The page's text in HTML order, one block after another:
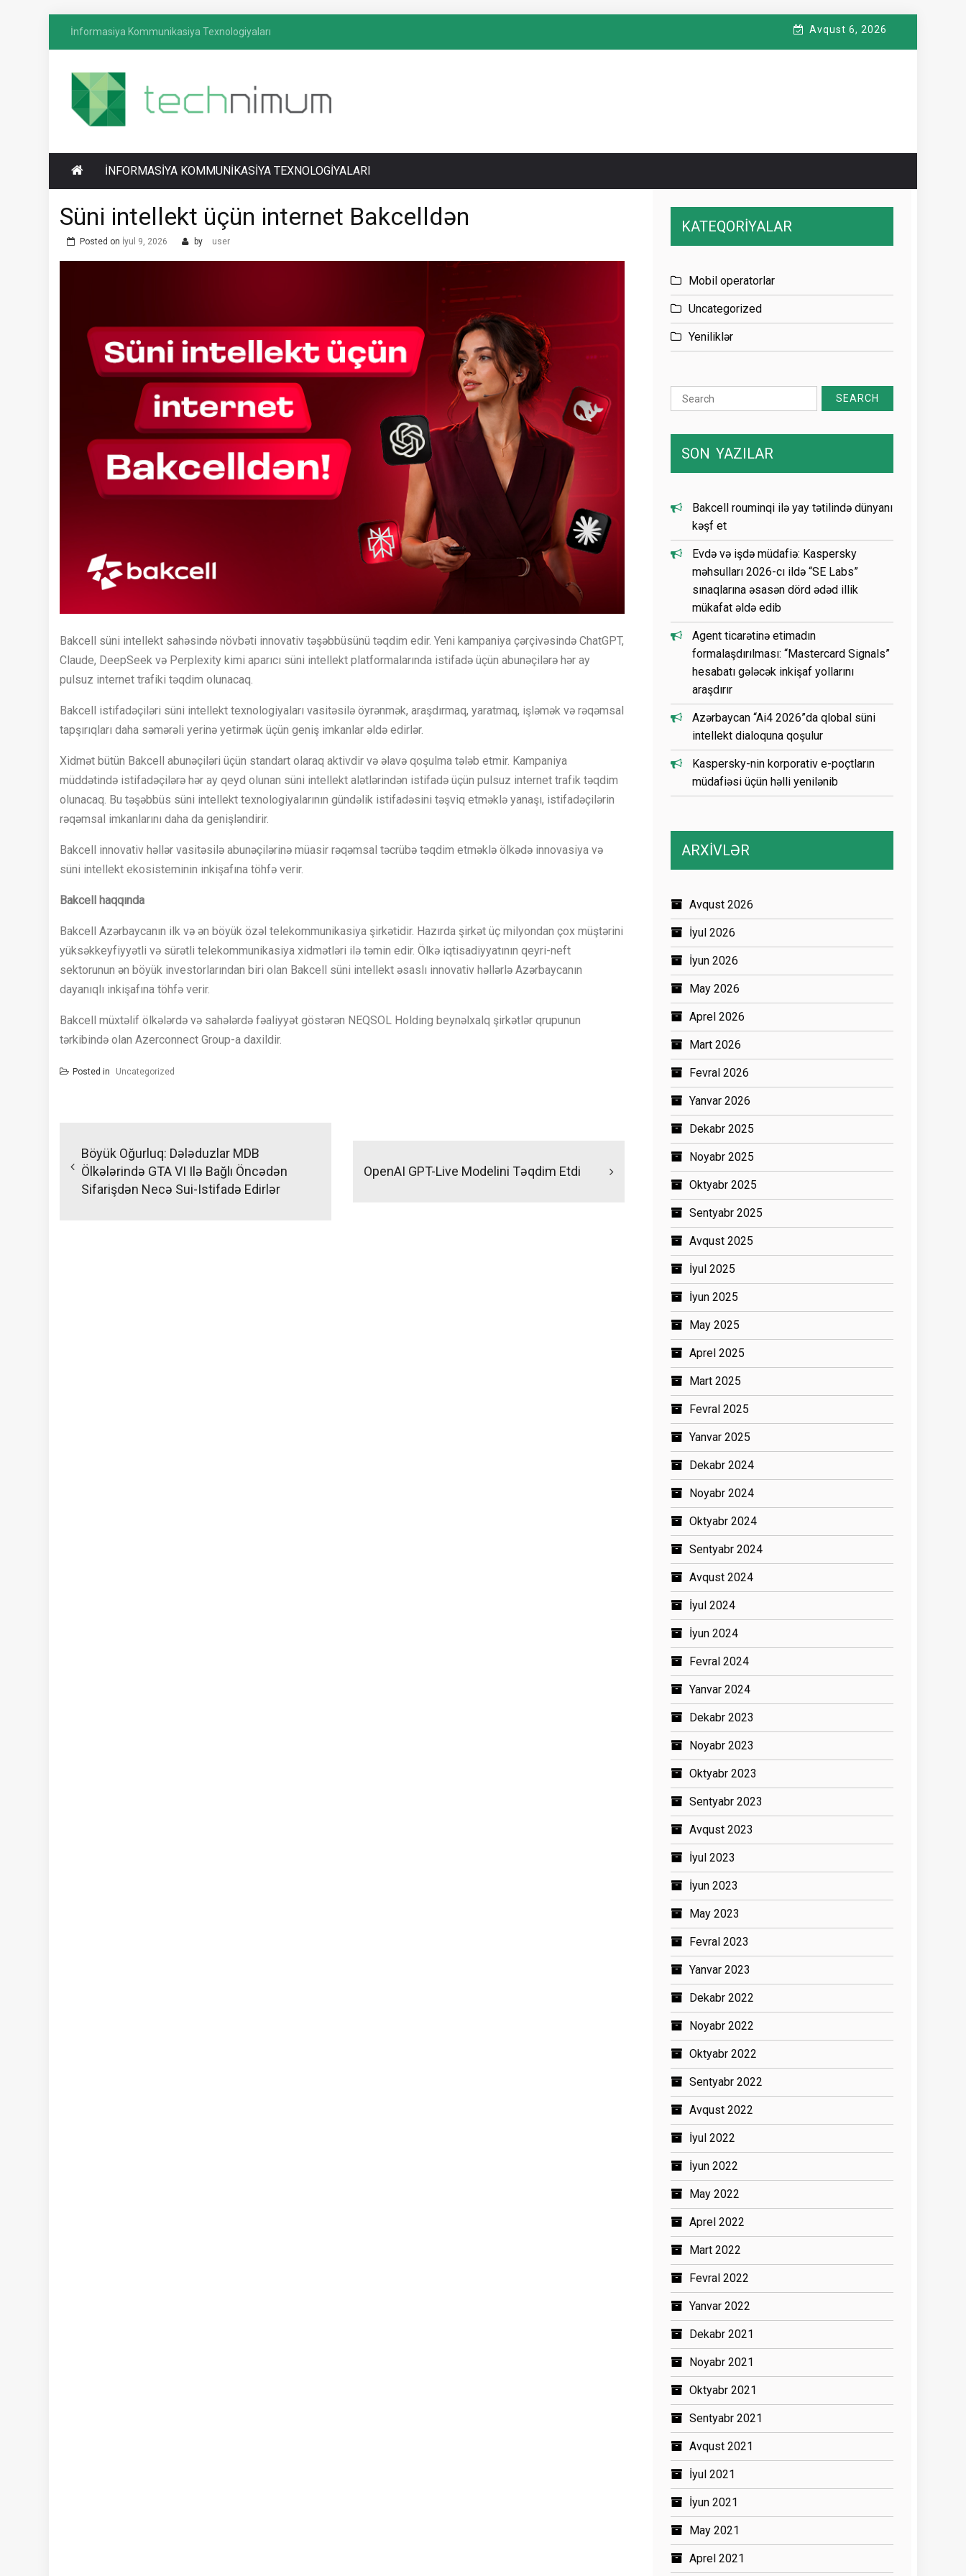
İnformasiya Kommunikasiya Texnologiyaları Avqust 6, 2026
TECHNIMUM
İnformasiya-kommunikasiya texnologiyaları
üzrə media platforması
İNFORMASIYA KOMMUNIKASIYA TEXNOLOGIYALARI
Süni intellekt üçün internet Bakcelldən
Posted on İyul 9, 2026 by user
Bakcell süni intellekt sahəsində növbəti innovativ təşəbbüsünü təqdim edir. Yeni kampaniya çərçivəsində ChatGPT,
Claude, DeepSeek və Perplexity kimi aparıcı süni intellekt platformalarında istifadə üçün abunəçilərə hər ay
pulsuz internet trafiki təqdim olunacaq.
Bakcell istifadəçiləri süni intellekt texnologiyaları vasitəsilə öyrənmək, araşdırmaq, yaratmaq, işləmək və rəqəmsal
tapşırıqları daha səmərəli yerinə yetirmək üçün geniş imkanlar əldə edirlər.
Xidmət bütün Bakcell abunəçiləri üçün standart olaraq aktivdir və əlavə qoşulma tələb etmir. Kampaniya
müddətində istifadəçilərə hər ay qeyd olunan süni intellekt alətlərindən istifadə üçün pulsuz internet trafik təqdim
olunacaq. Bu təşəbbüs süni intellekt texnologiyalarının gündəlik istifadəsini təşviq etməklə yanaşı, istifadəçilərin
rəqəmsal imkanlarını daha da genişləndirir.
Bakcell innovativ həllər vasitəsilə abunəçilərinə müasir rəqəmsal təcrübə təqdim etməklə ölkədə innovasiya və
süni intellekt ekosisteminin inkişafına töhfə verir.
Bakcell haqqında
Bakcell Azərbaycanın ilk və ən böyük özəl telekommunikasiya şirkətidir. Hazırda şirkət üç milyondan çox müştərini
yüksəkkeyfiyyətli və sürətli telekommunikasiya xidmətləri ilə təmin edir. Ölkə iqtisadiyyatının qeyri-neft
sektorunun ən böyük investorlarından biri olan Bakcell süni intellekt əsaslı innovativ həllərlə Azərbaycanın
dayanıqlı inkişafına töhfə verir.
Bakcell müxtəlif ölkələrdə və sahələrdə fəaliyyət göstərən NEQSOL Holding beynəlxalq şirkətlər qrupunun
tərkibində olan Azerconnect Group-a daxildir.
Posted in Uncategorized
naviqasiyası
Böyük Oğurluq: Dələduzlar MDB
Ölkələrində GTA VI Ilə Bağlı Öncədən
Sifarişdən Necə Sui-Istifadə Edirlər
OpenAI GPT-Live Modelini Təqdim Etdi
KATEQORİYALAR
Mobil operatorlar
Uncategorized
Yeniliklər
Search
for:
SON YAZILAR
Bakcell rouminqi ilə yay tətilində dünyanı
kəşf et
Evdə və işdə müdafiə: Kaspersky
məhsulları 2026-cı ildə “SE Labs”
sınaqlarına əsasən dörd ədəd illik
mükafat əldə edib
Agent ticarətinə etimadın
formalaşdırılması: “Mastercard Signals”
hesabatı gələcək inkişaf yollarını
araşdırır
Azərbaycan “Ai4 2026”da qlobal süni
intellekt dialoquna qoşulur
Kaspersky-nin korporativ e-poçtların
müdafiəsi üçün həlli yenilənib
ARXİVLƏR
Avqust 2026
İyul 2026
İyun 2026
May 2026
Aprel 2026
Mart 2026
Fevral 2026
Yanvar 2026
Dekabr 2025
Noyabr 2025
Oktyabr 2025
Sentyabr 2025
Avqust 2025
İyul 2025
İyun 2025
May 2025
Aprel 2025
Mart 2025
Fevral 2025
Yanvar 2025
Dekabr 2024
Noyabr 2024
Oktyabr 2024
Sentyabr 2024
Avqust 2024
İyul 2024
İyun 2024
Fevral 2024
Yanvar 2024
Dekabr 2023
Noyabr 2023
Oktyabr 2023
Sentyabr 2023
Avqust 2023
İyul 2023
İyun 2023
May 2023
Fevral 2023
Yanvar 2023
Dekabr 2022
Noyabr 2022
Oktyabr 2022
Sentyabr 2022
Avqust 2022
İyul 2022
İyun 2022
May 2022
Aprel 2022
Mart 2022
Fevral 2022
Yanvar 2022
Dekabr 2021
Noyabr 2021
Oktyabr 2021
Sentyabr 2021
Avqust 2021
İyul 2021
İyun 2021
May 2021
Aprel 2021